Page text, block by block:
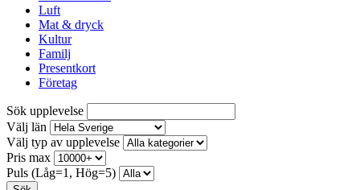
Luft
Mat & dryck
Kultur
Familj
Presentkort
Företag
Sök upplevelse
Välj län
Välj typ av upplevelse
Pris max
Puls (Låg=1, Hög=5)